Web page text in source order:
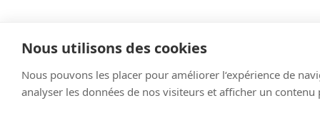
Nous utilisons des cookies
Nous pouvons les placer pour améliorer l‘expérience de
analyser les données de nos visiteurs et afficher un contenu